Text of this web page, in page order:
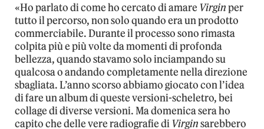
«Ho parlato di come ho cercato di amare Virginper
tutto il percorso, non solo quando era un prodotto
commerciabile. Durante il processo sono rimasta
colpita più e più volte da momenti di profonda
bellezza, quando stavamo solo inciampando su
qualcosa o andando completamente nella direzione
sbagliata. L’anno scorso abbiamo giocato con l’idea
di fare un album di queste versioni-scheletro, bei
collage di diverse versioni. Ma domenica sera ho
capito che delle vere radiografie di Virginsarebbero